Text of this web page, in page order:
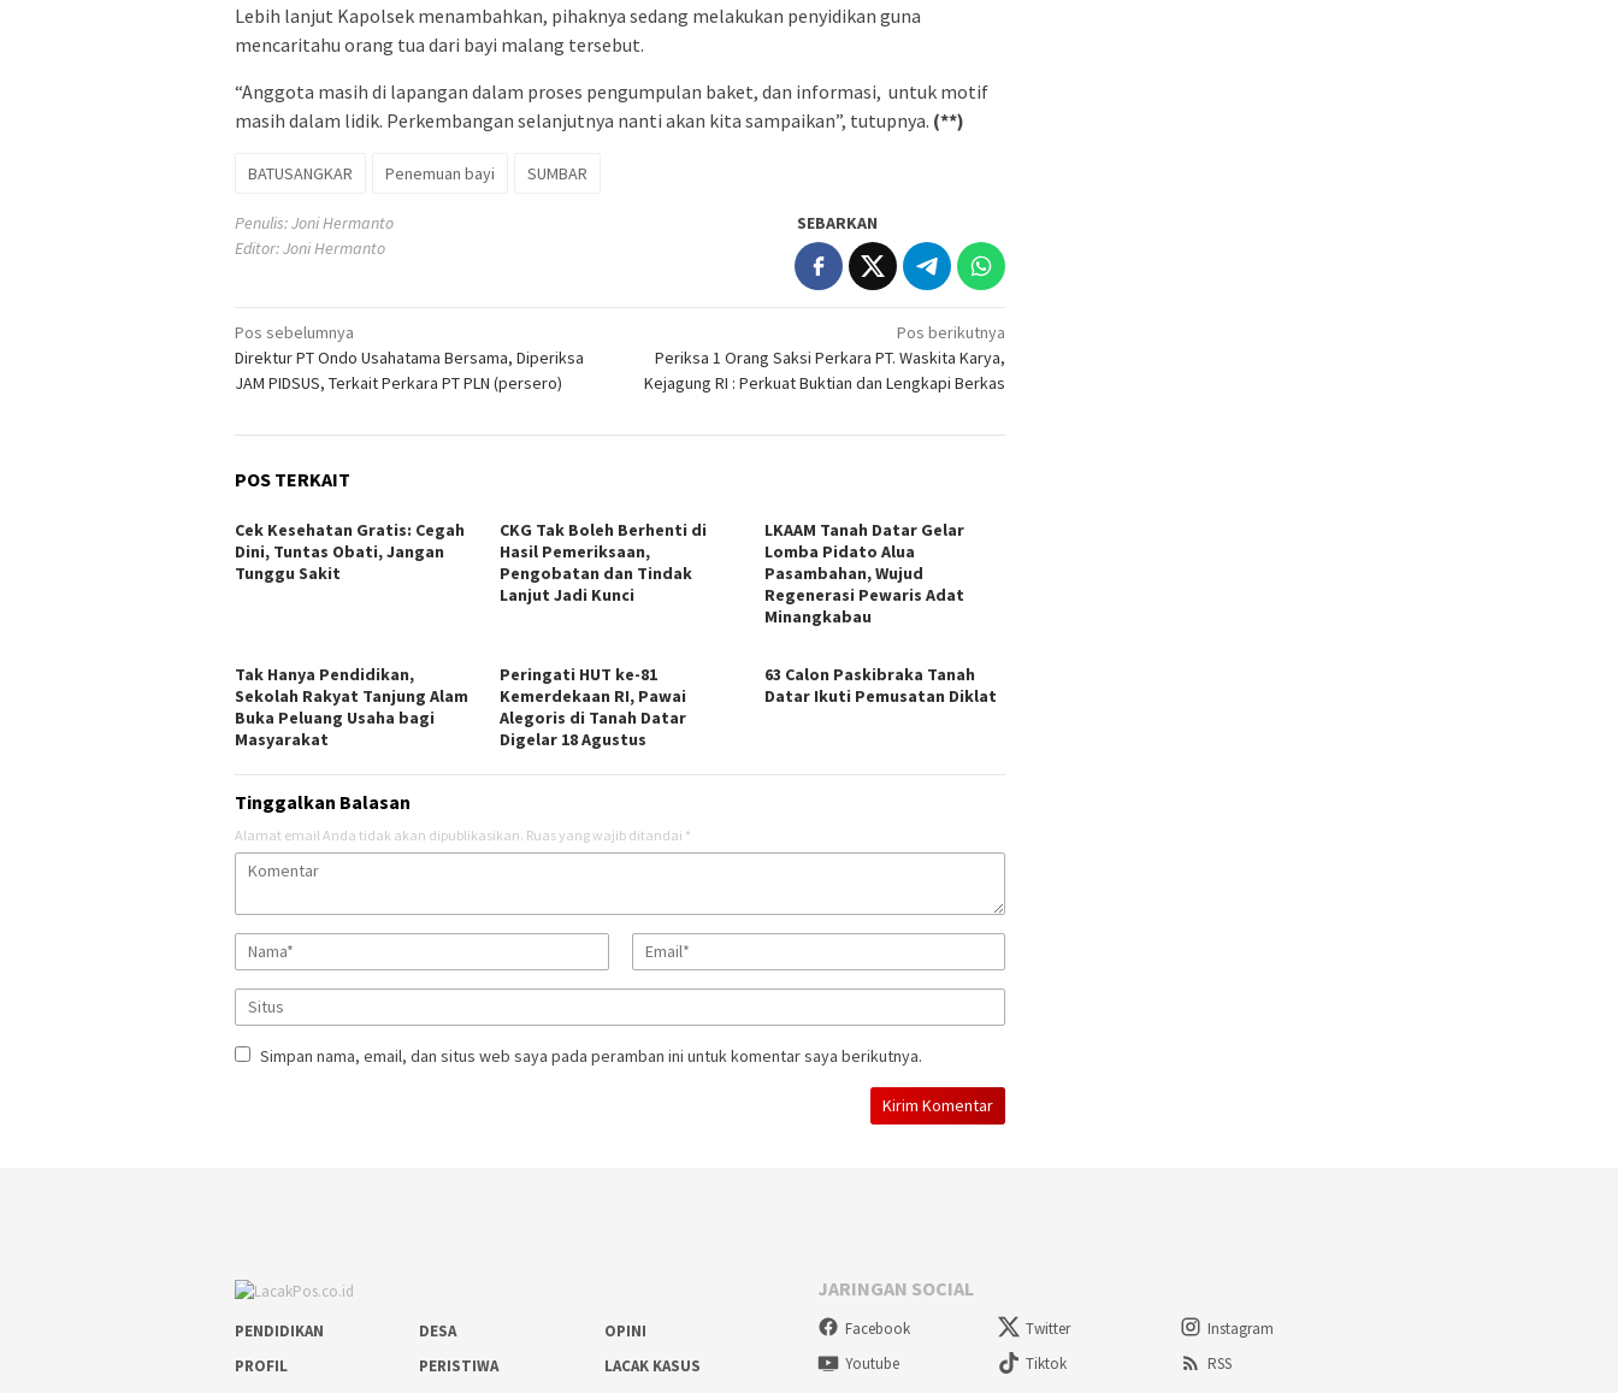
Lebih lanjut Kapolsek menambahkan, pihaknya sedang melakukan penyidikan guna
mencaritahu orang tua dari bayi malang tersebut.
“Anggota masih di lapangan dalam proses pengumpulan baket, dan informasi, untuk motif
masih dalam lidik. Perkembangan selanjutnya nanti akan kita sampaikan”, tutupnya. (**)
BATUSANGKAR Penemuan bayi SUMBAR
Penulis: Joni Hermanto
Editor: Joni Hermanto
SEBARKAN
Navigasi
pos
Pos sebelumnya
Direktur PT Ondo Usahatama Bersama, Diperiksa
JAM PIDSUS, Terkait Perkara PT PLN (persero)
Pos berikutnya
Periksa 1 Orang Saksi Perkara PT. Waskita Karya,
Kejagung RI : Perkuat Buktian dan Lengkapi Berkas
POS TERKAIT
Cek Kesehatan Gratis: Cegah
Dini, Tuntas Obati, Jangan
Tunggu Sakit
CKG Tak Boleh Berhenti di
Hasil Pemeriksaan,
Pengobatan dan Tindak
Lanjut Jadi Kunci
LKAAM Tanah Datar Gelar
Lomba Pidato Alua
Pasambahan, Wujud
Regenerasi Pewaris Adat
Minangkabau
Tak Hanya Pendidikan,
Sekolah Rakyat Tanjung Alam
Buka Peluang Usaha bagi
Masyarakat
Peringati HUT ke-81
Kemerdekaan RI, Pawai
Alegoris di Tanah Datar
Digelar 18 Agustus
63 Calon Paskibraka Tanah
Datar Ikuti Pemusatan Diklat
Tinggalkan Balasan
Alamat email Anda tidak akan dipublikasikan. Ruas yang wajib ditandai *
Simpan nama, email, dan situs web saya pada peramban ini untuk komentar saya berikutnya.
PENDIDIKAN DESA
OPINI
PROFIL
PERISTIWA
LACAK KASUS
JARINGAN SOCIAL
Facebook Twitter
Instagram
Youtube
Tiktok RSS